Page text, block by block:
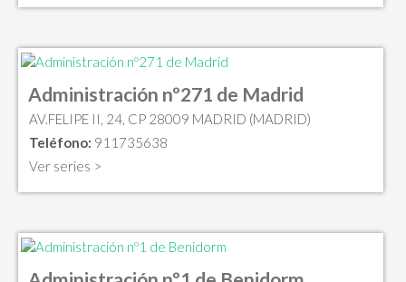
Administración nº271 de Madrid
AV.FELIPE II, 24, CP 28009 MADRID (MADRID)
Teléfono: 911735638
Ver series >